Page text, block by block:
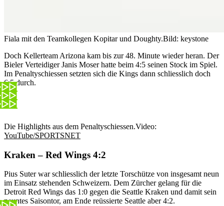
Fiala mit den Teamkollegen Kopitar und Doughty.Bild: keystone
Doch Kellerteam Arizona kam bis zur 48. Minute wieder heran. Der
Bieler Verteidiger Janis Moser hatte beim 4:5 seinen Stock im Spiel.
Im Penaltyschiessen setzten sich die Kings dann schliesslich doch
6:5 durch.
Die Highlights aus dem Penaltyschiessen.Video:
YouTube/SPORTSNET
Kraken – Red Wings 4:2
Pius Suter war schliesslich der letzte Torschütze von insgesamt neun
im Einsatz stehenden Schweizern. Dem Zürcher gelang für die
Detroit Red Wings das 1:0 gegen die Seattle Kraken und damit sein
neuntes Saisontor, am Ende reüssierte Seattle aber 4:2.